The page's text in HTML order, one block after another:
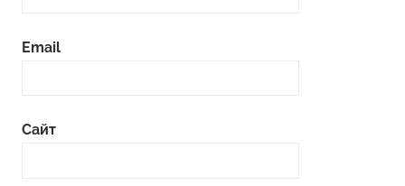
Email
Сайт